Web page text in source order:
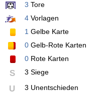
3 Tore
4Vorlagen
1 Gelbe Karte
0Gelb-Rote Karten
0Rote Karten
S 3 Siege
U 3 Unentschieden